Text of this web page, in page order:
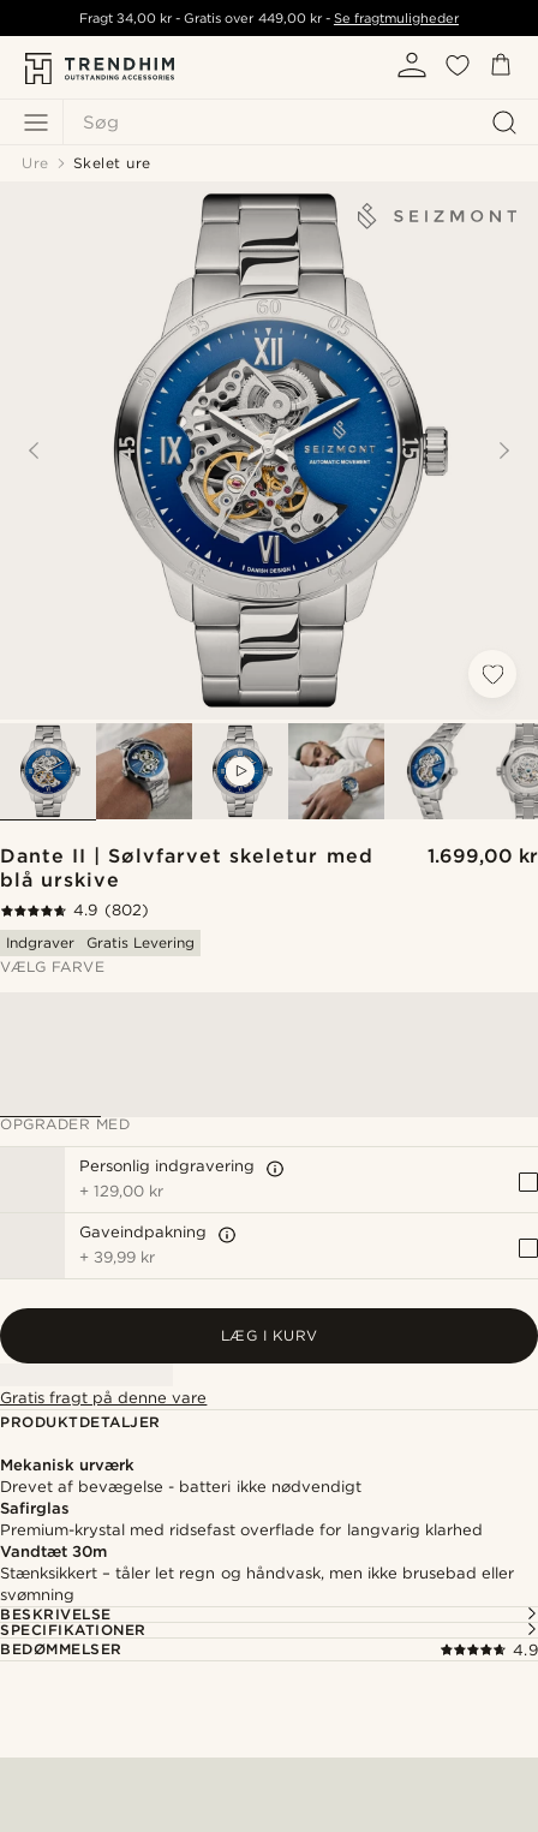
Søg
Fragt34,00 kr - Gratis over 449,00 kr- Se fragtmuligheder
Ure Skelet ure
Dante II | Sølvfarvet skeletur med
blå urskive
1.699,00 kr
4.9 (802)
Indgraver
Gratis Levering
VÆLG FARVE
OPGRADER MED
Personlig indgravering
+129,00 kr
Gaveindpakning
+ 39,99 kr
LÆG I KURV
Gratis fragt på denne vare
PRODUKTDETALJER
Mekanisk urværk
Drevet af bevægelse - batteri ikke nødvendigt
Safirglas
Premium-krystal med ridsefast overflade for langvarig klarhed
Vandtæt 30m
Stænksikkert – tåler let regn og håndvask, men ikke brusebad eller
svømning
BESKRIVELSE
SPECIFIKATIONER
BEDØMMELSER
4.9